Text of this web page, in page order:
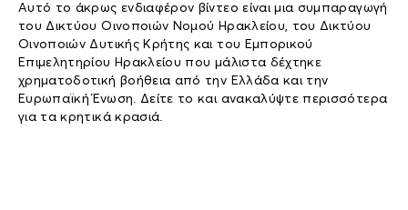
Αυτό το άκρως ενδιαφέρον βίντεο είναι μια συμπαραγωγή
του Δικτύου Οινοποιών Νομού Ηρακλείου, του Δικτύου
Οινοποιών Δυτικής Κρήτης και του Εμπορικού
Επιμελητηρίου Ηρακλείου που μάλιστα δέχτηκε
χρηματοδοτική βοήθεια από την Ελλάδα και την
Ευρωπαϊκή Ένωση. Δείτε το και ανακαλύψτε περισσότερα
για τα κρητικά κρασιά.